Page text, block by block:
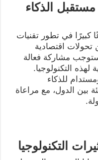
الذكاء
كبيرًا في تطور تقنيات
تحولات اقتصادية
مشاركة فعالة
التكنولوجيا.
للذكاء
بين الدول، مع مراعاة
التكنولوجيا